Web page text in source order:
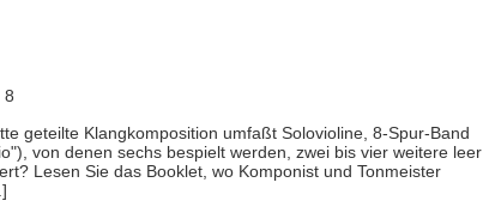
8
geteilte Klangkomposition umfaßt Solovioline, 8-Spur-Band
von denen sechs bespielt werden, zwei bis vier weitere leer
Lesen Sie das Booklet, wo Komponist und Tonmeister